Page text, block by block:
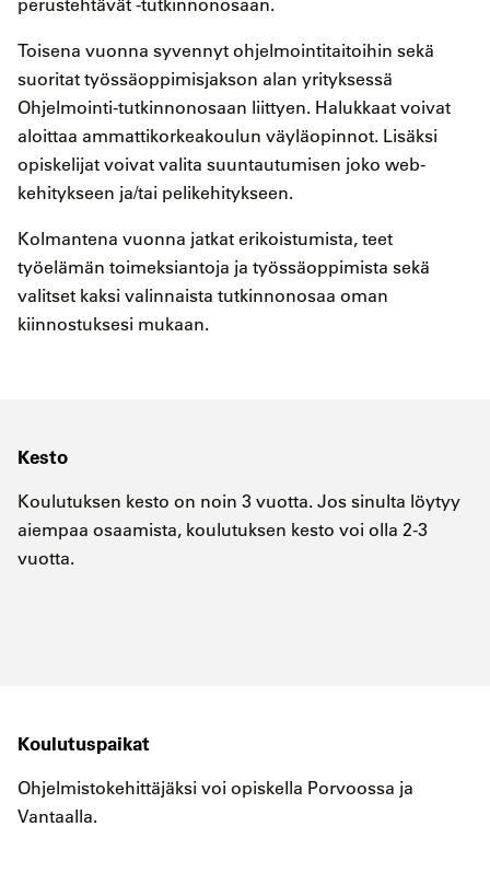
Toisena vuonna syvennyt ohjelmointitaitoihin sekä
suoritat työssäoppimisjakson alan yrityksessä
Ohjelmointi-tutkinnonosaan liittyen. Halukkaat voivat
aloittaa ammattikorkeakoulun väyläopinnot. Lisäksi
opiskelijat voivat valita suuntautumisen joko web-
kehitykseen ja/tai pelikehitykseen.
Kolmantena vuonna jatkat erikoistumista, teet
työelämän toimeksiantoja ja työssäoppimista sekä
valitset kaksi valinnaista tutkinnonosaa oman
kiinnostuksesi mukaan.
Kesto
Koulutuksen kesto on noin 3 vuotta. Jos sinulta löytyy
aiempaa osaamista, koulutuksen kesto voi olla 2-3
vuotta.
Koulutuspaikat
Ohjelmistokehittäjäksi voi opiskella Porvoossa ja
Vantaalla.